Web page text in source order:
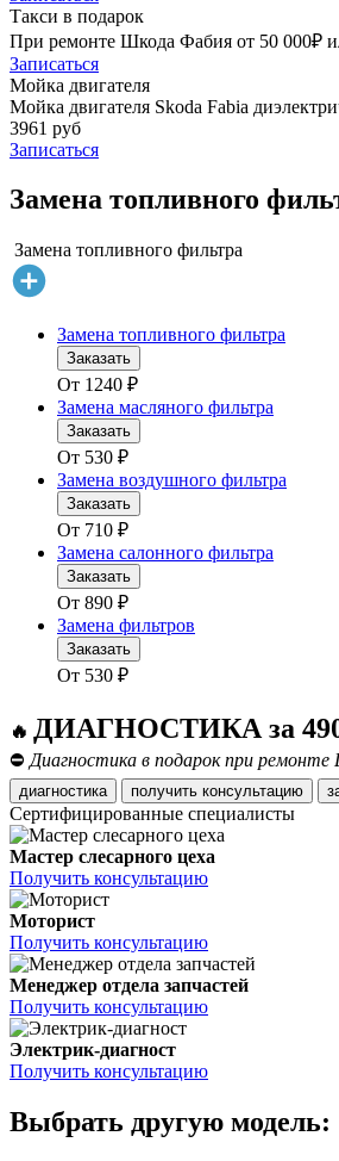
Такси в подарок
При ремонте Шкода Фабия от 50 000₽
Записаться
Мойка двигателя
Мойка двигателя Skoda Fabia
3961 руб
Записаться
Замена топливного
Замена топливного фильтра
Замена топливного фильтра
Заказать
От 1240 ₽
Замена масляного фильтра
Заказать
От 530 ₽
Замена воздушного фильтра
Заказать
От 710 ₽
Замена салонного фильтра
Заказать
От 890 ₽
Замена фильтров
Заказать
От 530 ₽
🔥 ДИАГНОСТИКА за
⛔ Диагностика в подарок при
диагностика получить консультацию
Сертифицированные специалисты
Мастер слесарного цеха
Получить консультацию
Моторист
Получить консультацию
Менеджер отдела запчастей
Получить консультацию
Электрик-диагност
Получить консультацию
Выбрать другую модель: